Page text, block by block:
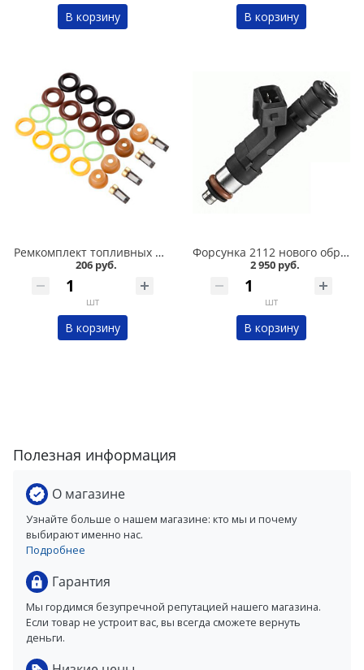
В корзину В корзину
Ремкомплект топливных форсунок /универсальный/, к-т в Омске
206 руб.
шт
В корзину
Форсунка 2112 нового образца, 1,5 "Bosch" №502 в Омске
2 950 руб.
шт
В корзину
Полезная информация
О магазине
Узнайте больше о нашем магазине: кто мы и почему
выбирают именно нас.
Подробнее
Гарантия
Мы гордимся безупречной репутацией нашего магазина.
Если товар не устроит вас, вы всегда сможете вернуть
деньги.